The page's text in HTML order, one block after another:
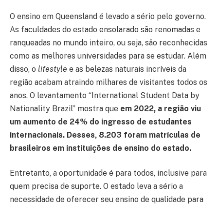
O ensino em Queensland é levado a sério pelo governo.
As faculdades do estado ensolarado são renomadas e
ranqueadas no mundo inteiro, ou seja, são reconhecidas
como as melhores universidades para se estudar. Além
disso, o lifestyle e as belezas naturais incríveis da
região acabam atraindo milhares de visitantes todos os
anos. O levantamento “International Student Data by
Nationality Brazil” mostra que em 2022, a região viu
um aumento de 24% do ingresso de estudantes
internacionais. Desses, 8.203 foram matrículas de
brasileiros em instituições de ensino do estado.
Entretanto, a oportunidade é para todos, inclusive para
quem precisa de suporte. O estado leva a sério a
necessidade de oferecer seu ensino de qualidade para